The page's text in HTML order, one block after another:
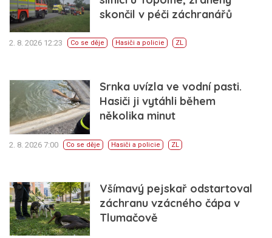
skončil v péči záchranářů
2. 8. 2026 12:23 Co se děje Hasiči a policie ZL
Srnka uvízla ve vodní pasti.
Hasiči ji vytáhli během
několika minut
2. 8. 2026 7:00 Co se děje Hasiči a policie ZL
Všímavý pejskař odstartoval
záchranu vzácného čápa v
Tlumačově